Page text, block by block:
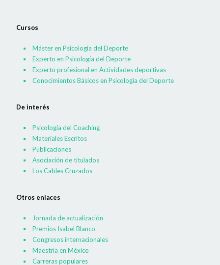
Cursos
Máster en Psicología del Deporte
Experto en Psicología del Deporte
Experto profesional en Actividades deportivas
Conocimientos Básicos en Psicología del Deporte
De interés
Psicología del Coaching
Materiales Escritos
Publicaciones
Asociación de titulados
Los Cables Cruzados
Otros enlaces
Jornada de actualización
Premios Isabel Blanco
Congresos internacionales
Maestría en México
Carreras populares